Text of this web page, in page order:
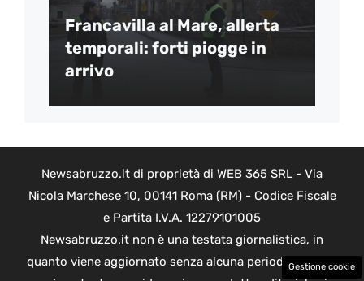
Francavilla al Mare, allerta
temporali: forti piogge in
arrivo
Newsabruzzo.it di proprietà di WEB 365 SRL - Via
Nicola Marchese 10, 00141 Roma (RM) - Codice Fiscale
e Partita I.V.A. 12279101005
Newsabruzzo.it non è una testata giornalistica, in
quanto viene aggiornato senza alcuna periodicità. Non
Gestione cookie